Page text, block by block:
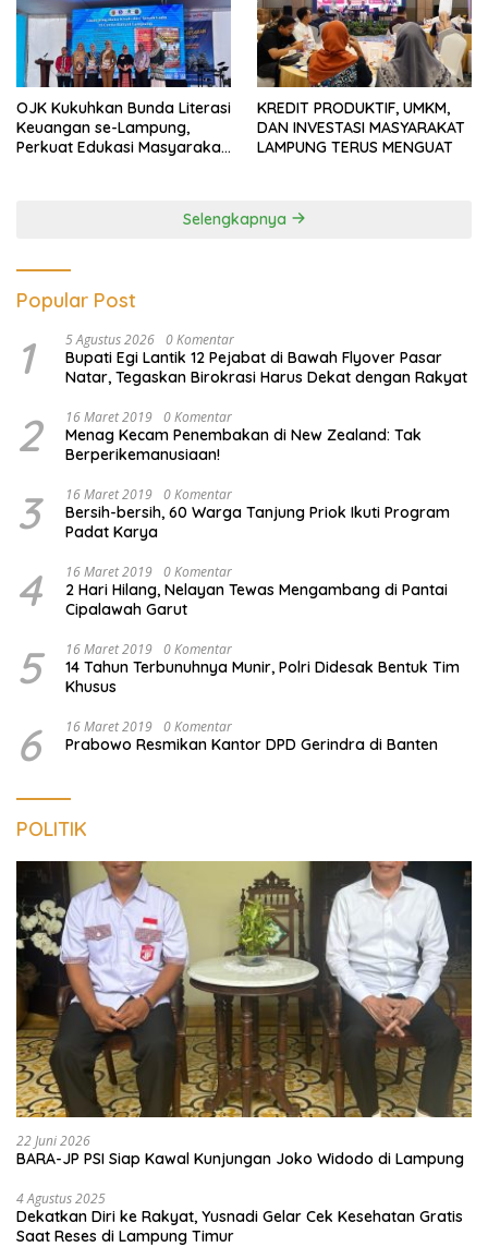
OJK Kukuhkan Bunda Literasi
Keuangan se-Lampung,
Perkuat Edukasi Masyarakat
KREDIT PRODUKTIF, UMKM,
DAN INVESTASI MASYARAKAT
LAMPUNG TERUS MENGUAT
Selengkapnya
Popular Post
1 5 Agustus 2026 0 Komentar
Bupati Egi Lantik 12 Pejabat di Bawah Flyover Pasar
Natar, Tegaskan Birokrasi Harus Dekat dengan Rakyat
2 16 Maret 2019 0 Komentar
Menag Kecam Penembakan di New Zealand: Tak
Berperikemanusiaan!
3 16 Maret 2019 0 Komentar
Bersih-bersih, 60 Warga Tanjung Priok Ikuti Program
Padat Karya
4 16 Maret 2019 0 Komentar
2 Hari Hilang, Nelayan Tewas Mengambang di Pantai
Cipalawah Garut
5 16 Maret 2019 0 Komentar
14 Tahun Terbunuhnya Munir, Polri Didesak Bentuk Tim
Khusus
6 16 Maret 2019 0 Komentar
Prabowo Resmikan Kantor DPD Gerindra di Banten
POLITIK
22 Juni 2026
BARA-JP PSI Siap Kawal Kunjungan Joko Widodo di Lampung
4 Agustus 2025
Dekatkan Diri ke Rakyat, Yusnadi Gelar Cek Kesehatan Gratis
Saat Reses di Lampung Timur